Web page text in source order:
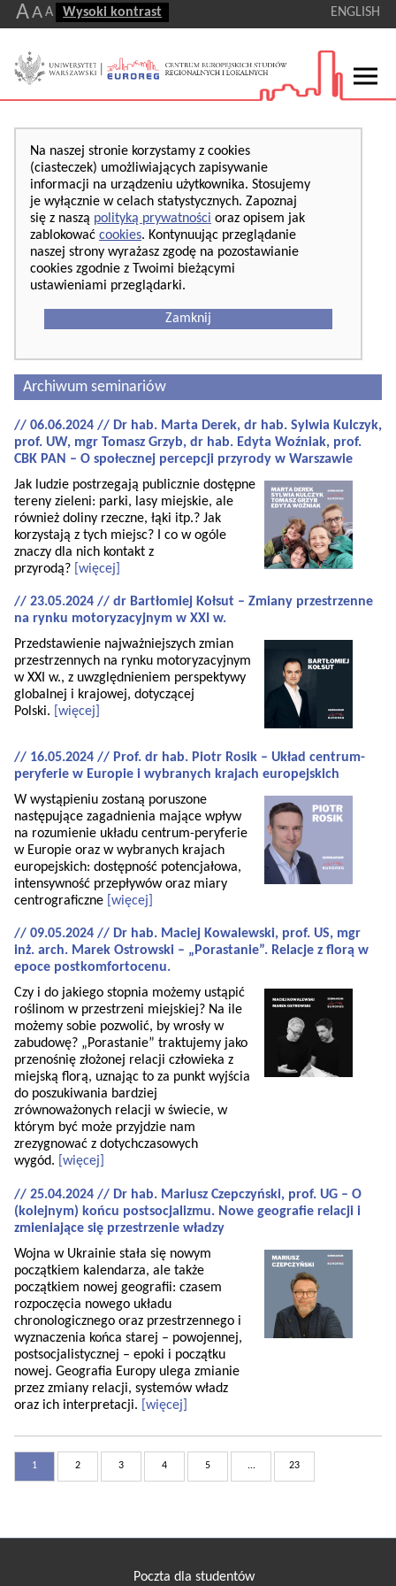
AA A Wysoki kontrast ENGLISH
Na naszej stronie korzystamy z cookies
(ciasteczek) umożliwiających zapisywanie
informacji na urządzeniu użytkownika. Stosujemy
je wyłącznie w celach statystycznych. Zapoznaj
się z naszą polityką prywatności oraz opisem jak
zablokować cookies. Kontynuując przeglądanie
naszej strony wyrażasz zgodę na pozostawianie
cookies zgodnie z Twoimi bieżącymi
ustawieniami przeglądarki.
Zamknij
Archiwum seminariów
// 06.06.2024 // Dr hab. Marta Derek, dr hab. Sylwia Kulczyk,
prof. UW, mgr Tomasz Grzyb, dr hab. Edyta Woźniak, prof.
CBK PAN – O społecznej percepcji przyrody w Warszawie
Jak ludzie postrzegają publicznie dostępne
tereny zieleni: parki, lasy miejskie, ale
również doliny rzeczne, łąki itp.? Jak
korzystają z tych miejsc? I co w ogóle
znaczy dla nich kontakt z
przyrodą? [więcej]
// 23.05.2024 // dr Bartłomiej Kołsut – Zmiany przestrzenne
na rynku motoryzacyjnym w XXI w.
Przedstawienie najważniejszych zmian
przestrzennych na rynku motoryzacyjnym
w XXI w., z uwzględnieniem perspektywy
globalnej i krajowej, dotyczącej
Polski.
[więcej]
// 16.05.2024 // Prof. dr hab. Piotr Rosik – Układ centrum-
peryferie w Europie i wybranych krajach europejskich
W wystąpieniu zostaną poruszone
następujące zagadnienia mające wpływ
na rozumienie układu centrum-peryferie
w Europie oraz w wybranych krajach
europejskich: dostępność potencjałowa,
intensywność przepływów oraz miary
centrograficzne [więcej]
// 09.05.2024 // Dr hab. Maciej Kowalewski, prof. US, mgr
inż. arch. Marek Ostrowski – „Porastanie”. Relacje z florą w
epoce postkomfortocenu.
Czy i do jakiego stopnia możemy ustąpić
roślinom w przestrzeni miejskiej? Na ile
możemy sobie pozwolić, by wrosły w
zabudowę? „Porastanie” traktujemy jako
przenośnię złożonej relacji człowieka z
miejską florą, uznając to za punkt wyjścia
do poszukiwania bardziej
zrównoważonych relacji w świecie, w
którym być może przyjdzie nam
zrezygnować z dotychczasowych
wygód.
[więcej]
// 25.04.2024 // Dr hab. Mariusz Czepczyński, prof. UG – O
(kolejnym) końcu postsocjalizmu. Nowe geografie relacji i
zmieniające się przestrzenie władzy
Wojna w Ukrainie stała się nowym
początkiem kalendarza, ale także
początkiem nowej geografii: czasem
rozpoczęcia nowego układu
chronologicznego oraz przestrzennego i
wyznaczenia końca starej – powojennej,
postsocjalistycznej – epoki i początku
nowej. Geografia Europy ulega zmianie
przez zmiany relacji, systemów władz
oraz ich interpretacji.
[więcej]
1 2 3 4 5 ... 23
Poczta dla studentów